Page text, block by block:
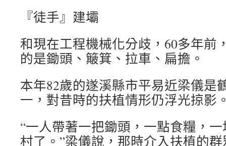
『徒手』建壩
和現在工程機械化分歧，60多年前
的是鋤頭、簸箕、拉車、扁擔。
本年82歲的遂溪縣市平易近梁儀是
一，對昔時的扶植情形仍浮光掠影
“一人帶著一把鋤頭，一點食糧，
村了。”梁儀說，那時介入扶植的